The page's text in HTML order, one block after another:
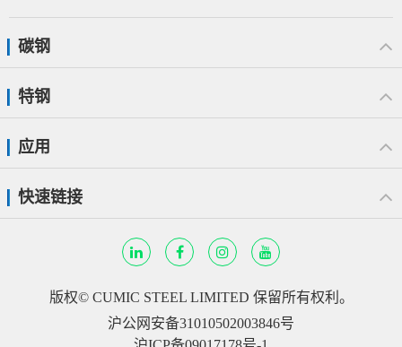
碳钢
特钢
应用
快速链接
版权© CUMIC STEEL LIMITED 保留所有权利。
沪公网安备31010502003846号